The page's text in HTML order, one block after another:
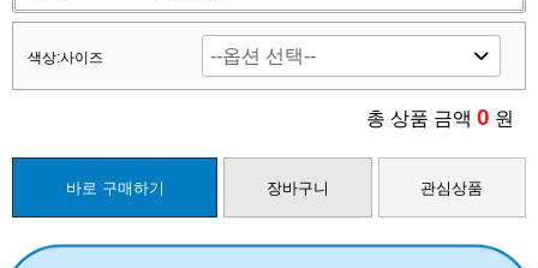
색상:사이즈
총 상품 금액 0 원
바로 구매하기 장바구니 관심상품